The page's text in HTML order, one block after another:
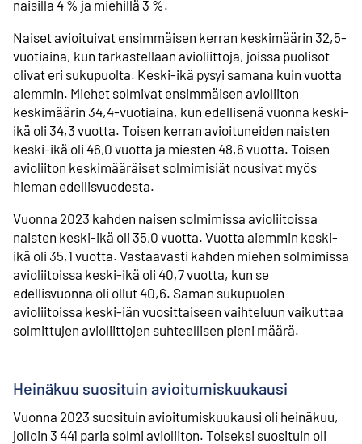
naisilla 4 % ja miehillä 3 %.
Naiset avioituivat ensimmäisen kerran keskimäärin 32,5-
vuotiaina, kun tarkastellaan avioliittoja, joissa puolisot
olivat eri sukupuolta. Keski-ikä pysyi samana kuin vuotta
aiemmin. Miehet solmivat ensimmäisen avioliiton
keskimäärin 34,4-vuotiaina, kun edellisenä vuonna keski-
ikä oli 34,3 vuotta. Toisen kerran avioituneiden naisten
keski-ikä oli 46,0 vuotta ja miesten 48,6 vuotta. Toisen
avioliiton keskimääräiset solmimisiät nousivat myös
hieman edellisvuodesta.
Vuonna 2023 kahden naisen solmimissa avioliitoissa
naisten keski-ikä oli 35,0 vuotta. Vuotta aiemmin keski-
ikä oli 35,1 vuotta. Vastaavasti kahden miehen solmimissa
avioliitoissa keski-ikä oli 40,7 vuotta, kun se
edellisvuonna oli ollut 40,6. Saman sukupuolen
avioliitoissa keski-iän vuosittaiseen vaihteluun vaikuttaa
solmittujen avioliittojen suhteellisen pieni määrä.
Heinäkuu suosituin avioitumiskuukausi
Vuonna 2023 suosituin avioitumiskuukausi oli heinäkuu,
jolloin 3 441 paria solmi avioliiton. Toiseksi suosituin oli